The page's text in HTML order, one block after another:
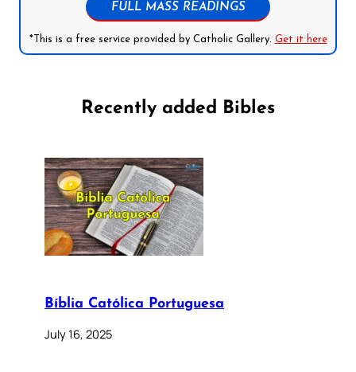
FULL MASS READINGS
*This is a free service provided by Catholic Gallery. Get it here
Recently added Bibles
Bíblia Católica Portuguesa
July 16, 2025